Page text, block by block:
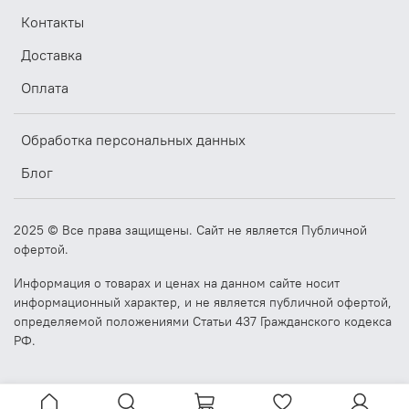
Предустановленный
Тип накопителя
Место под жесткие
накопителя,″
2.5
Интерфейс
накопителя
Интерфейсы
USB хост
3xUSB 2.0, 1xUSB 3.0, 1x built in
Wi-Fi
опционально
PCI
MINI-PCIE x 1 встроенный слот
для SIM-карты, поддержка
Bluetooth
Линейный аудио
Контакты
Доставка
Оплата
Обработка персональных данных
Блог
2025 © Все права защищены. Сайт не является Публичной
офертой.
Информация о товарах и ценах на данном сайте носит
информационный характер, и не является публичной офертой,
определяемой положениями Статьи 437 Гражданского кодекса
РФ.